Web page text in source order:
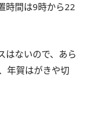
時間は9時から22
はないので、あら
年賀はがきや切